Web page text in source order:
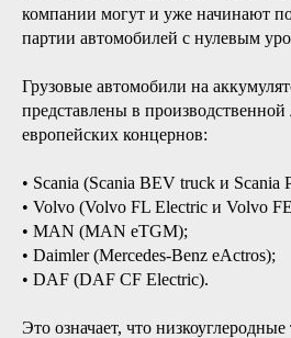
компании могут и уже начинают
партии автомобилей с нулевым
Грузовые автомобили на
представлены в
европейских концернов:
• Scania (Scania BEV truck и Scania
• Volvo (Volvo FL Electric и Volvo
• MAN (MAN eTGM);
• Daimler (Mercedes-Benz eActros);
• DAF (DAF CF Electric).
Это означает, что